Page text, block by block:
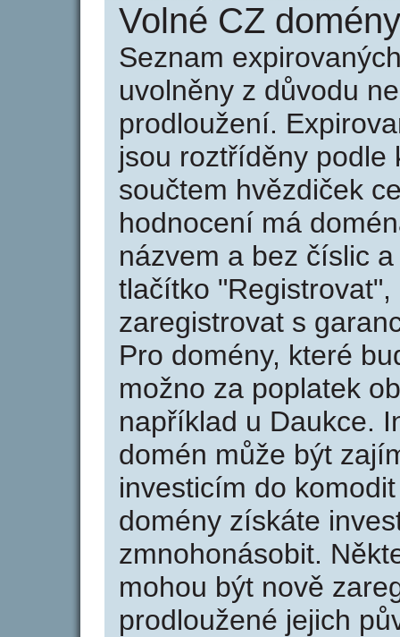
Volné CZ
Seznam
uvolněny z důvodu
prodloužení.
jsou roztříděny podle
součtem hvězdiček
hodnocení má
názvem a bez číslic
tlačítko
zaregistrovat s
Pro domény, které
možno za poplatek
například u Daukce.
domén může být
investicím do
domény získáte
zmnohonásobit.
mohou být nově
prodloužené jejich